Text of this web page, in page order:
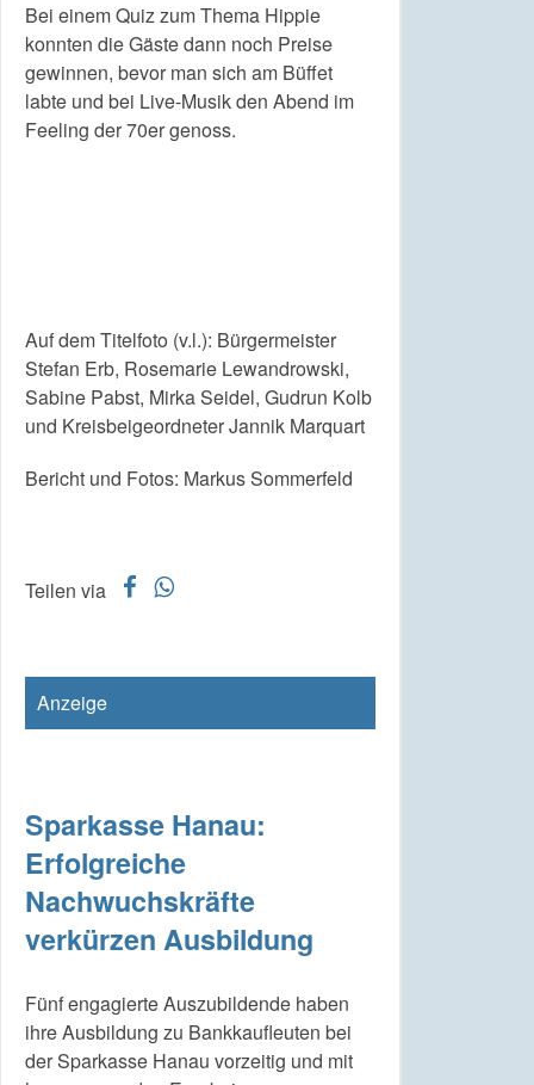
Bei einem Quiz zum Thema Hippie
konnten die Gäste dann noch Preise
gewinnen, bevor man sich am Büffet
labte und bei Live-Musik den Abend im
Feeling der 70er genoss.
Auf dem Titelfoto (v.l.): Bürgermeister
Stefan Erb, Rosemarie Lewandrowski,
Sabine Pabst, Mirka Seidel, Gudrun Kolb
und Kreisbeigeordneter Jannik Marquart
Bericht und Fotos: Markus Sommerfeld
Teilen via f w
Anzeige
Sparkasse Hanau:
Erfolgreiche
Nachwuchskräfte
verkürzen Ausbildung
Fünf engagierte Auszubildende haben
ihre Ausbildung zu Bankkaufleuten bei
der Sparkasse Hanau vorzeitig und mit